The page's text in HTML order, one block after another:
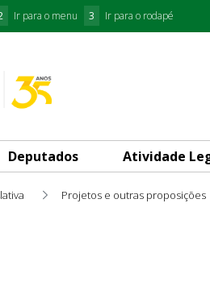
Ir para o menu 3 Ir para o rodapé
Deputados Atividade
Projetos e outras proposições